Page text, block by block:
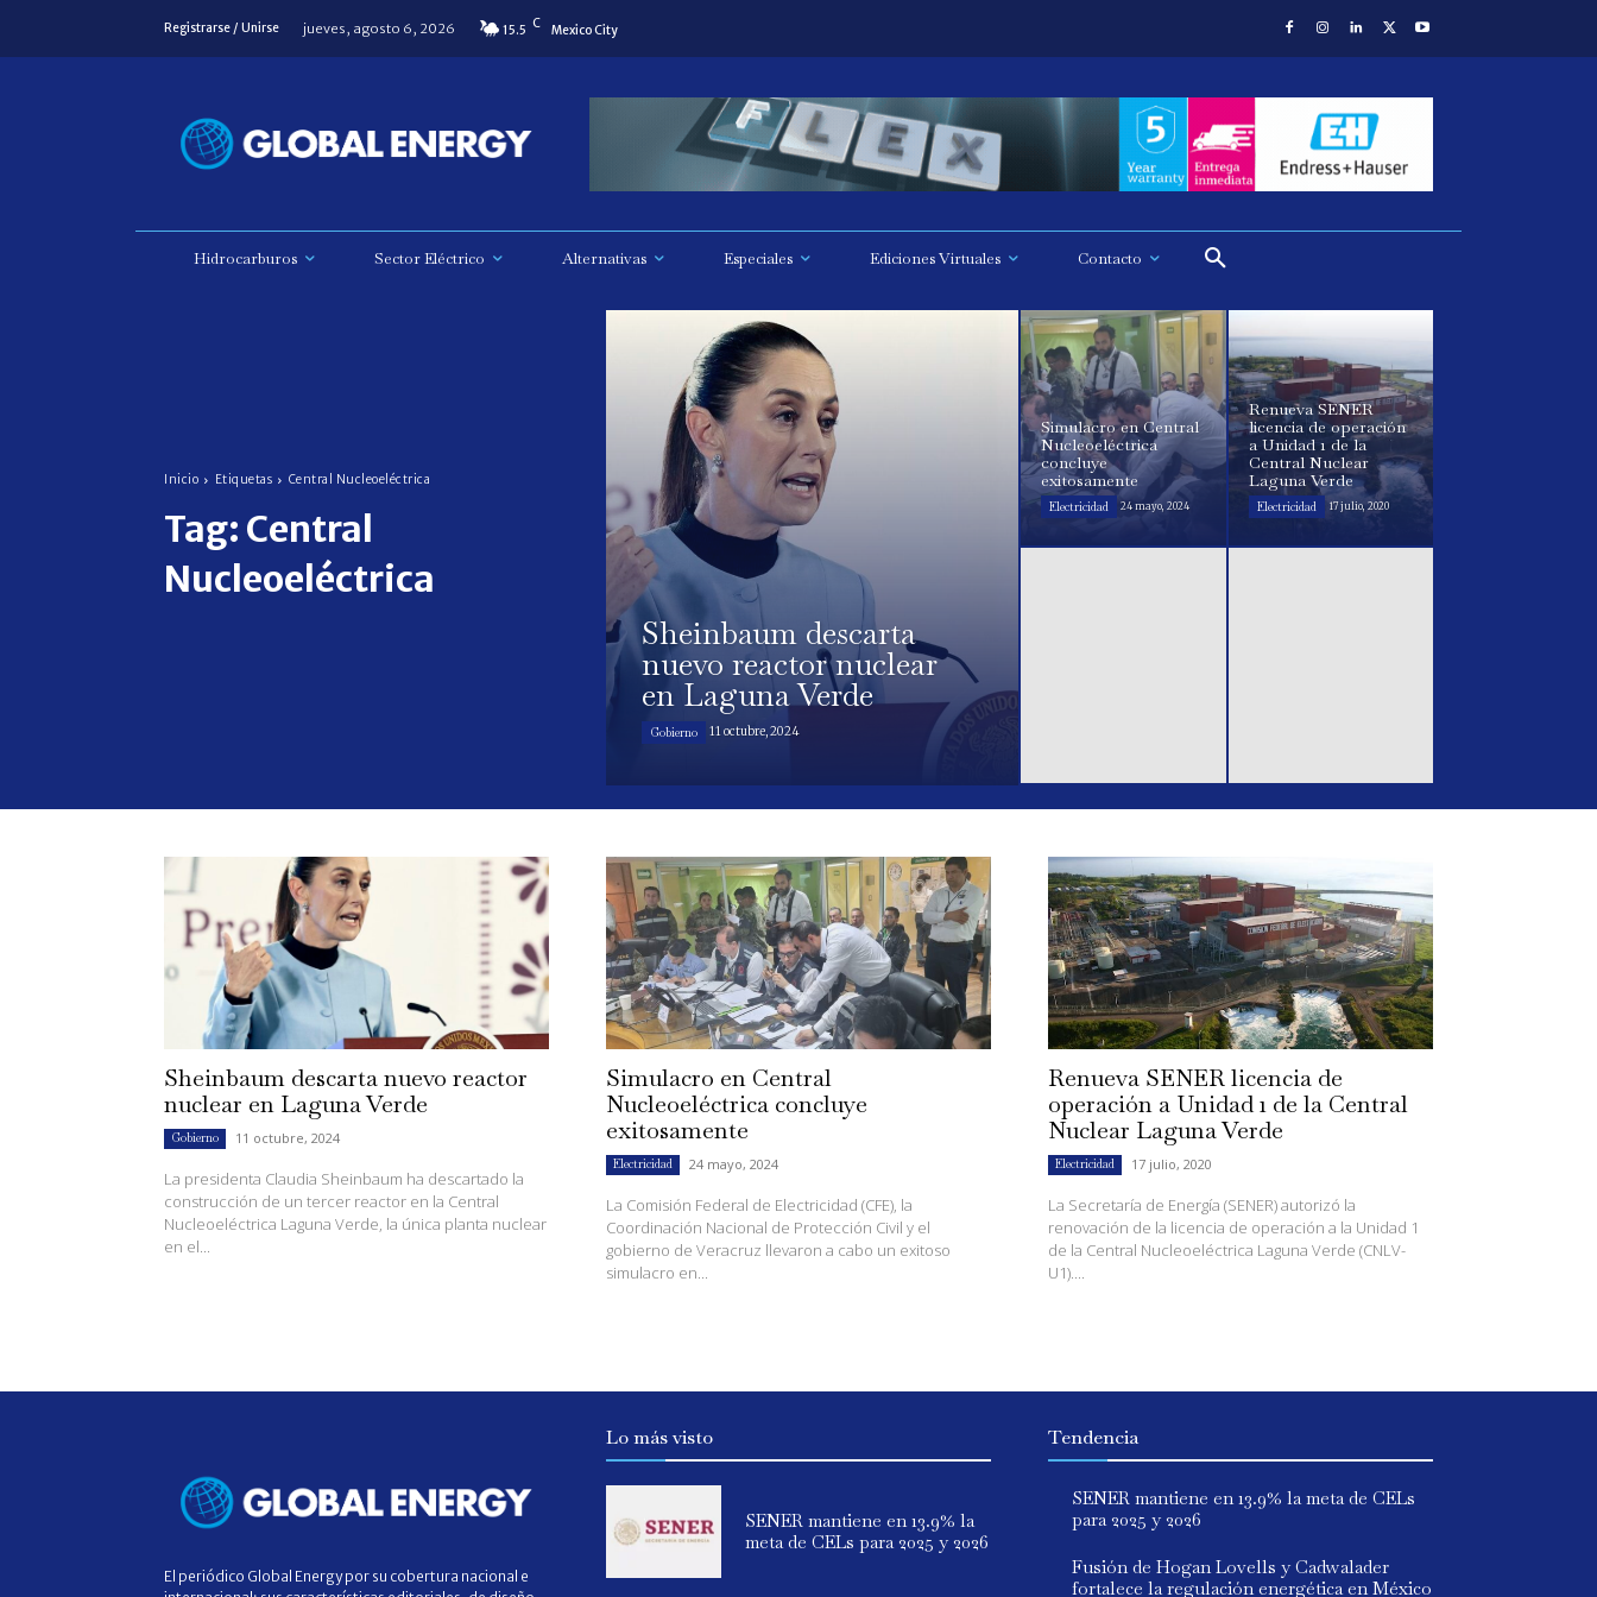
Registrarse / Unirse jueves, agosto 6, 2026 15.5 C Mexico City
Hidrocarburos Sector Eléctrico Alternativas Especiales Ediciones Virtuales Contacto
Inicio Etiquetas Central Nucleoeléctrica
Tag: Central
Nucleoeléctrica
Sheinbaum descarta
nuevo reactor nuclear
en Laguna Verde
Gobierno 11 octubre, 2024
Simulacro en Central
Nucleoeléctrica
concluye
exitosamente
Electricidad 24 mayo, 2024
Renueva SENER
licencia de operación
a Unidad 1 de la
Central Nuclear
Laguna Verde
Electricidad 17 julio, 2020
Sheinbaum descarta nuevo reactor
nuclear en Laguna Verde
Gobierno 11 octubre, 2024
La presidenta Claudia Sheinbaum ha descartado la
construcción de un tercer reactor en la Central
Nucleoeléctrica Laguna Verde, la única planta nuclear
en el...
Simulacro en Central
Nucleoeléctrica concluye
exitosamente
Electricidad 24 mayo, 2024
La Comisión Federal de Electricidad (CFE), la
Coordinación Nacional de Protección Civil y el
gobierno de Veracruz llevaron a cabo un exitoso
simulacro en...
Renueva SENER licencia de
operación a Unidad 1 de la Central
Nuclear Laguna Verde
Electricidad 17 julio, 2020
La Secretaría de Energía (SENER) autorizó la
renovación de la licencia de operación a la Unidad 1
de la Central Nucleoeléctrica Laguna Verde (CNLV-
U1)....
El periódico Global Energy por su cobertura nacional e
Lo más visto
SENER mantiene en 13.9% la
meta de CELs para 2025 y 2026
Tendencia
SENER mantiene en 13.9% la meta de CELs
para 2025 y 2026
Fusión de Hogan Lovells y Cadwalader
fortalece la regulación energética en México